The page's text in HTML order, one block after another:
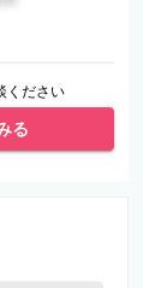
ください
る